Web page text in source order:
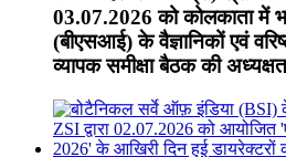
03.07.2026 को कोलकाता में
(बीएसआई) के वैज्ञानिकों एवं
व्यापक समीक्षा बैठक की